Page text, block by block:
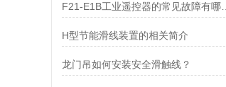
F21-E1B工业遥控器的常见故障有哪些？
H型节能滑线装置的相关简介
龙门吊如何安装安全滑触线？